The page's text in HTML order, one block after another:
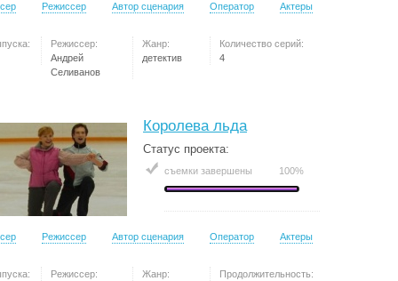
Режиссер Автор сценария Оператор Актеры
Режиссер:
Андрей
Селиванов
Жанр:
детектив
Количество серий:
4
Королева льда
Статус проекта:
съемки завершены 100%
Режиссер Автор сценария Оператор Актеры
Режиссер:
Жанр:
Продолжительность: